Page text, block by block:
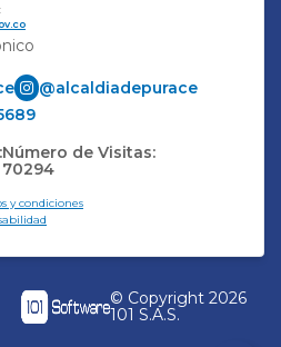
@alcaldiadepurace
Número de Visitas:
70294
y condiciones
© Copyright 2026
101 S.A.S.